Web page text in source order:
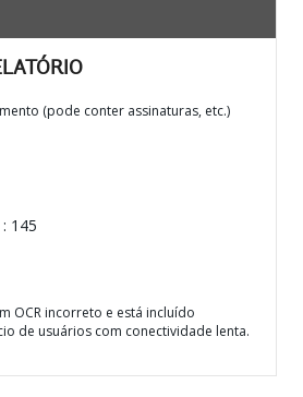
(pode conter assinaturas, etc.)
145
OCR incorreto e está incluído
de usuários com conectividade lenta.